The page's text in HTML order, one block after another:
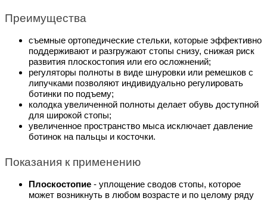
Преимущества
съемные ортопедические стельки, которые эффективно
поддерживают и разгружают стопы снизу, снижая риск
развития плоскостопия или его осложнений;
регуляторы полноты в виде шнуровки или ремешков с
липучками позволяют индивидуально регулировать
ботинки по подъему;
колодка увеличенной полноты делает обувь доступной
для широкой стопы;
увеличенное пространство мыса исключает давление
ботинок на пальцы и косточки.
Показания к применению
Плоскостопие - уплощение сводов стопы, которое
может возникнуть в любом возрасте и по целому ряду